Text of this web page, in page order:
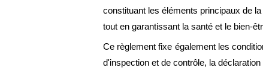
constituant les éléments principaux de
tout en garantissant la santé et le bien-
Ce règlement fixe également les
d'inspection et de contrôle, la